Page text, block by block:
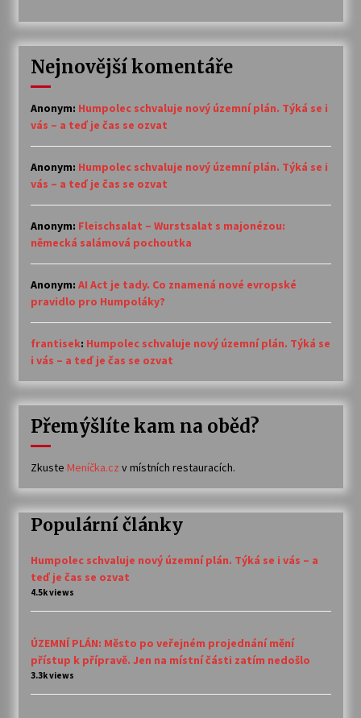
Nejnovější komentáře
Anonym: Humpolec schvaluje nový územní plán. Týká se i
vás – a teď je čas se ozvat
Anonym: Humpolec schvaluje nový územní plán. Týká se i
vás – a teď je čas se ozvat
Anonym: Fleischsalat – Wurstsalat s majonézou:
německá salámová pochoutka
Anonym: AI Act je tady. Co znamená nové evropské
pravidlo pro Humpoláky?
frantisek: Humpolec schvaluje nový územní plán. Týká se
i vás – a teď je čas se ozvat
Přemýšlíte kam na oběd?
Zkuste Meníčka.cz v místních restauracích.
Populární články
Humpolec schvaluje nový územní plán. Týká se i vás – a
teď je čas se ozvat
4.5k views
ÚZEMNÍ PLÁN: Město po veřejném projednání mění
přístup k přípravě. Jen na místní části zatím nedošlo
3.3k views